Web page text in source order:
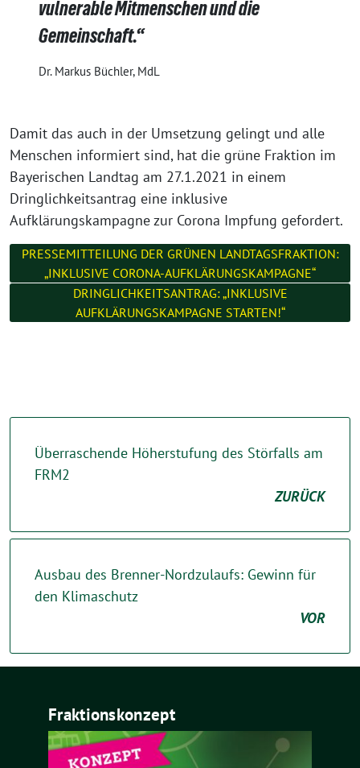
vulnerable Mitmenschen und die
Gemeinschaft.“
Dr. Markus Büchler, MdL
Damit das auch in der Umsetzung gelingt und alle
Menschen informiert sind, hat die grüne Fraktion im
Bayerischen Landtag am 27.1.2021 in einem
Dringlichkeitsantrag eine inklusive
Aufklärungskampagne zur Corona Impfung gefordert.
PRESSEMITTEILUNG DER GRÜNEN LANDTAGSFRAKTION:
„INKLUSIVE CORONA-AUFKLÄRUNGSKAMPAGNE“
DRINGLICHKEITSANTRAG: „INKLUSIVE
AUFKLÄRUNGSKAMPAGNE STARTEN!“
Überraschende Höherstufung des Störfalls am
FRM2
ZURÜCK
Ausbau des Brenner-Nordzulaufs: Gewinn für
den Klimaschutz
VOR
Fraktionskonzept